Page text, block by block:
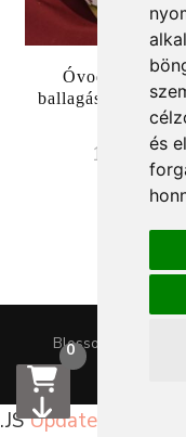
és
Óvodai,
ballagásra
20 cm-es
18990Ft
Blossom Chic |
.JSUpdate cookies
0